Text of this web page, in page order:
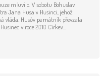
mluvilo. V sobotu Bohuslav
Jana Husa v Husinci, jehož
vláda. Husův památník převzala
v roce 2010 Církev...